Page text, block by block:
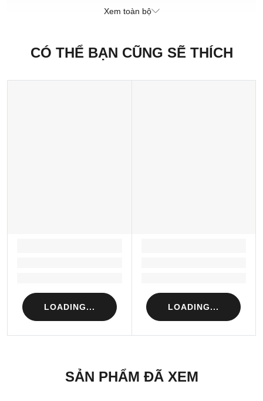
Xem toàn bộ
CÓ THỂ BẠN CŨNG SẼ THÍCH
LOADING... LOADING...
SẢN PHẨM ĐÃ XEM